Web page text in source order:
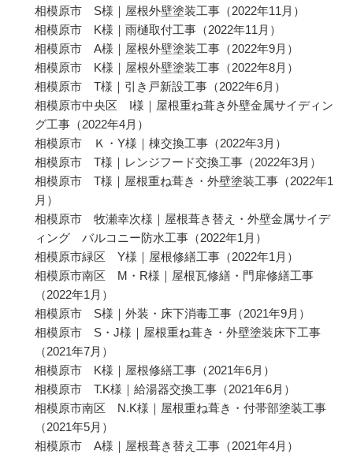
相模原市 S様｜屋根外壁塗装工事 （2022年11月）
相模原市 K様｜雨樋取付工事 （2022年11月）
相模原市 A様｜屋根外壁塗装工事 （2022年9月）
相模原市 K様｜屋根外壁塗装工事 （2022年8月）
相模原市 T様｜引き戸新設工事 （2022年6月）
相模原市中央区 I様｜屋根重ね葺き外壁金属サイディン
グ工事 （2022年4月）
相模原市 Ｋ・Y様｜棟交換工事 （2022年3月）
相模原市 T様｜レンジフード交換工事 （2022年3月）
相模原市 T様｜屋根重ね葺き・外壁塗装工事 （2022年1
月）
相模原市 牧瀬幸次様｜屋根葺き替え・外壁金属サイデ
ィング バルコニー防水工事 （2022年1月）
相模原市緑区 Y様｜屋根修繕工事 （2022年1月）
相模原市南区 M・R様｜屋根瓦修繕・門扉修繕工事
（2022年1月）
相模原市 S様｜外装・床下消毒工事 （2021年9月）
相模原市 S・J様｜屋根重ね葺き・外壁塗装床下工事
（2021年7月）
相模原市 K様｜屋根修繕工事 （2021年6月）
相模原市 T.K様｜給湯器交換工事 （2021年6月）
相模原市南区 N.K様｜屋根重ね葺き・付帯部塗装工事
（2021年5月）
相模原市 A様｜屋根葺き替え工事 （2021年4月）